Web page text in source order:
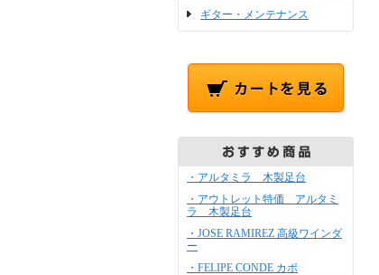
ギター・メンテナンス
・アルタミラ 木製足台
・アウトレット特価 アルタミ
ラ 木製足台
・JOSE RAMIREZ 高級ワインダ
ー
・FELIPE CONDE カポ